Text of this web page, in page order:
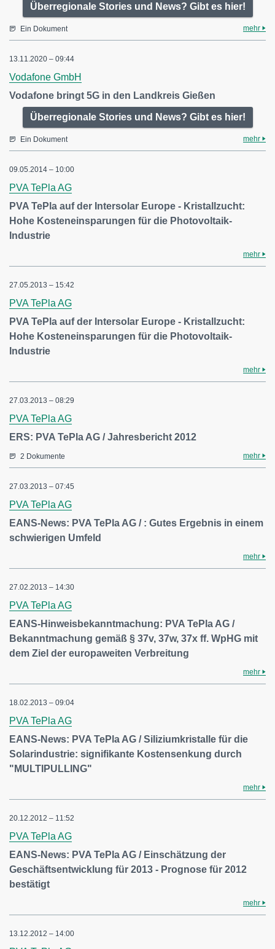
Überregionale Stories und News? Gibt es hier!
Ein Dokument mehr
13.11.2020 – 09:44
Vodafone GmbH
Vodafone bringt 5G in den Landkreis Gießen
Überregionale Stories und News? Gibt es hier!
Ein Dokument mehr
09.05.2014 – 10:00
PVA TePla AG
PVA TePla auf der Intersolar Europe - Kristallzucht:
Hohe Kosteneinsparungen für die Photovoltaik-
Industrie
mehr
27.05.2013 – 15:42
PVA TePla AG
PVA TePla auf der Intersolar Europe - Kristallzucht:
Hohe Kosteneinsparungen für die Photovoltaik-
Industrie
mehr
27.03.2013 – 08:29
PVA TePla AG
ERS: PVA TePla AG / Jahresbericht 2012
2 Dokumente mehr
27.03.2013 – 07:45
PVA TePla AG
EANS-News: PVA TePla AG / : Gutes Ergebnis in einem
schwierigen Umfeld
mehr
27.02.2013 – 14:30
PVA TePla AG
EANS-Hinweisbekanntmachung: PVA TePla AG /
Bekanntmachung gemäß § 37v, 37w, 37x ff. WpHG mit
dem Ziel der europaweiten Verbreitung
mehr
18.02.2013 – 09:04
PVA TePla AG
EANS-News: PVA TePla AG / Siliziumkristalle für die
Solarindustrie: signifikante Kostensenkung durch
"MULTIPULLING"
mehr
20.12.2012 – 11:52
PVA TePla AG
EANS-News: PVA TePla AG / Einschätzung der
Geschäftsentwicklung für 2013 - Prognose für 2012
bestätigt
mehr
13.12.2012 – 14:00